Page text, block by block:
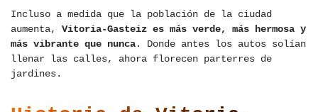
Incluso a medida que la población de la ciudad
aumenta, Vitoria-Gasteiz es más verde, más hermosa y
más vibrante que nunca. Donde antes los autos solían
llenar las calles, ahora florecen parterres de
jardines.